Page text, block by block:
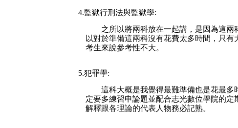
4.監獄行刑法與監獄學:
之所以將兩科放在一起講，是因為這
以對於準備這兩科沒有花費太多時間，只
考生來說參考性不大。
5.犯罪學:
這科大概是我覺得最難準備也是花最多
定要多練習申論題並配合志光數位學院的
解釋跟各理論的代表人物務必記熟。